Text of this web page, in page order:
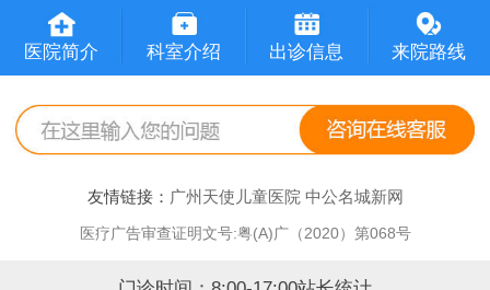
医院简介 科室介绍 出诊信息 来院路线
友情链接： 广州天使儿童医院 中公名城新网
医疗广告审查证明文号:粤(A)广（2020）第068号